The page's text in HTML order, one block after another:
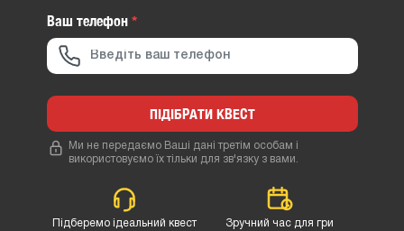
Ваш телефон*
ПІДІБРАТИ КВЕСТ
Ми не передаємо Ваші дані третім особам і
використовуємо їх тільки для зв'язку з вами.
Підберемо ідеальний квест
Зручний час для гри